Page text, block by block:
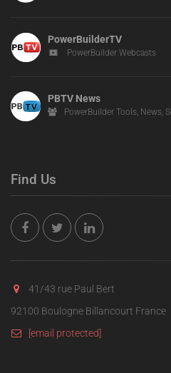
PowerBuilderTV
PowerBuilder Webcasts
PBTV News
PowerBuilder Tools, News,
Find Us
41/43 rue Paul Bert
92100 Boulogne Billancourt France
[email protected]